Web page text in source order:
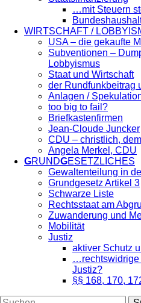
…mit Steuern
WIRTSCHAFT /
USA – die gekaufte
Subventionen –
Lobbyismus
Staat und Wirtschaft
der Rundfunkbeitrag
Anlagen /
too big to fail?
Briefkastenfirmen
Jean-Cloude Juncker
CDU – christlich,
Angela Merkel, CDU
GRUNDGESETZLICHES
Gewaltenteilung in
Grundgesetz Artikel 3
Schwarze Liste
Rechtsstaat am
Zuwanderung und
Mobilität
Justiz
aktiver Schutz
…rechtswidrige
Justiz?
§§ 168, 170,
Suchen